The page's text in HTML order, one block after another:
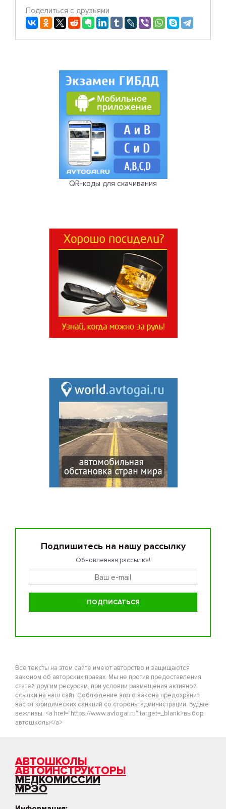
Поделиться с друзьями
QR-коды для скачивания
Подпишитесь на нашу рассылку
Обновленная рассылка!
Все тексты на этом сайте имеют авторство и защищаются
законом об авторских правах. Мы не против предоставления
статей другим ресурсам, при условии размещения активной
ссылки на наш сайт. Соблюдение этого закона предохранит
вас от юридических санкций со стороны администрации. Будьте
вежливы. <a href="https://www.avtogai.ru" target=_blank>выбор
автошколы</a>
АВТОШКОЛЫ
АВТОИНСТРУКТОРЫ
МЕДКОМИССИИ
МРЭО